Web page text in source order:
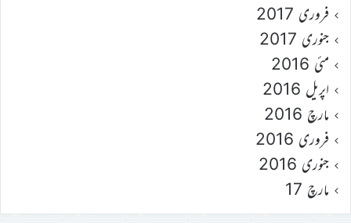
فروری 2017
جنوری 2017
مئی 2016
اپریل 2016
مارچ 2016
فروری 2016
جنوری 2016
مارچ 17